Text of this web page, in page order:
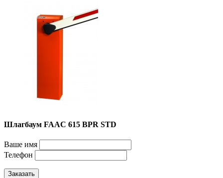
Шлагбаум FAAC 615 BPR STD
Ваше имя
Телефон
Заказать